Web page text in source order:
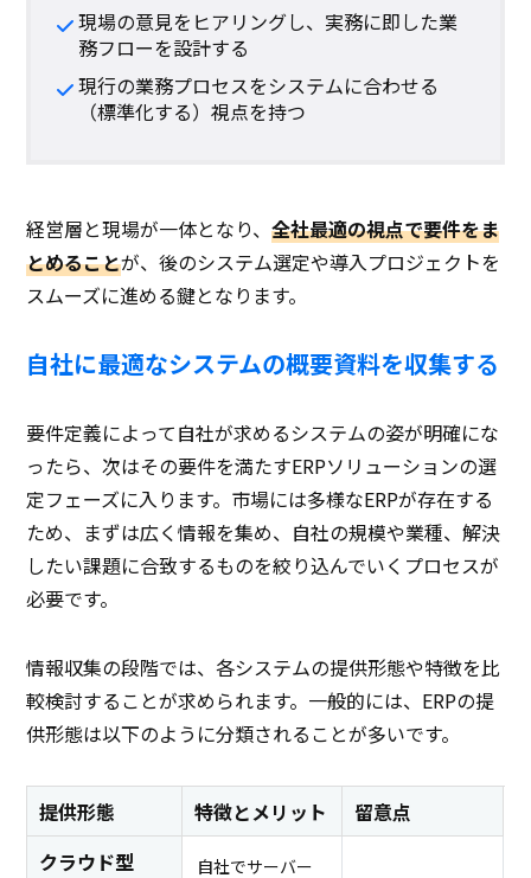
現場の意見をヒアリングし、実務に即した業
務フローを設計する
現行の業務プロセスをシステムに合わせる
（標準化する）視点を持つ
経営層と現場が一体となり、全社最適の視点で要件をま
とめることが、後のシステム選定や導入プロジェクトを
スムーズに進める鍵となります。
自社に最適なシステムの概要資料を収集する
要件定義によって自社が求めるシステムの姿が明確にな
ったら、次はその要件を満たすERPソリューションの選
定フェーズに入ります。市場には多様なERPが存在する
ため、まずは広く情報を集め、自社の規模や業種、解決
したい課題に合致するものを絞り込んでいくプロセスが
必要です。
情報収集の段階では、各システムの提供形態や特徴を比
較検討することが求められます。一般的には、ERPの提
供形態は以下のように分類されることが多いです。
提供形態 特徴とメリット
留意点
クラウド型
自社でサーバー